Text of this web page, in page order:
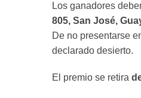
Los ganadores
805, San José,
De no presentarse
declarado desierto.
El premio se retira